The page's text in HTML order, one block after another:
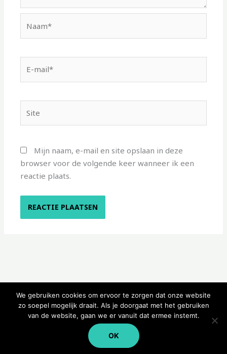
mail*
Mijn naam, e-mail en site opslaan in deze
browser voor de volgende keer wanneer ik een
reactie plaats.
Copyright © 2026 Kampeerwinkeltje
We gebruiken cookies om ervoor te zorgen dat onze website
zo soepel mogelijk draait. Als je doorgaat met het gebruiken
van de website, gaan we er vanuit dat ermee instemt.
OK